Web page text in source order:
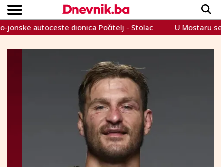
VIJESTI
SPORT
INTERVIEW
TEME
CRNA KRONIKA
LIFESTYLE
Copyright © Dnevnik.ba 2023.
autoceste dionica Počitelj - Stolac U Mostaru se